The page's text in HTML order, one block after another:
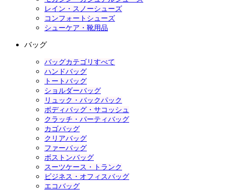
レイン・スノーシューズ
コンフォートシューズ
シューケア・靴用品
バッグ
バッグカテゴリすべて
ハンドバッグ
トートバッグ
ショルダーバッグ
リュック・バックパック
ボディバッグ・サコッシュ
クラッチ・パーティバッグ
カゴバッグ
クリアバッグ
ファーバッグ
ボストンバッグ
スーツケース・トランク
ビジネス・オフィスバッグ
エコバッグ